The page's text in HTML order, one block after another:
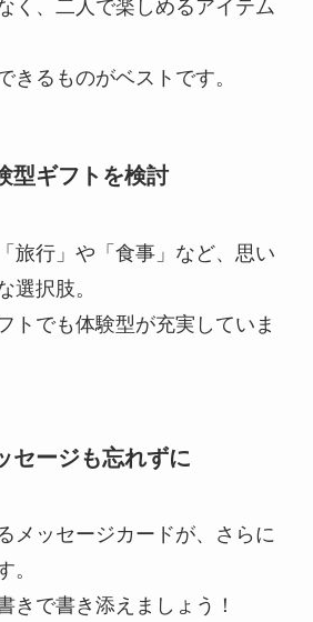
く、二人で楽しめるアイテム
きるものがベストです。
型ギフトを検討
旅行」や「食事」など、思い
選択肢。
トでも体験型が充実していま
セージも忘れずに
メッセージカードが、さらに
。
きで書き添えましょう！